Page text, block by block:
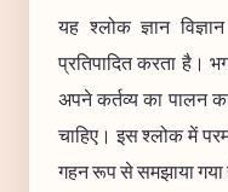
यह श्लोक ज्ञान
प्रतिपादित करता है।
अपने कर्तव्य का पालन
चाहिए। इस श्लोक में
गहन रूप से समझाया गया